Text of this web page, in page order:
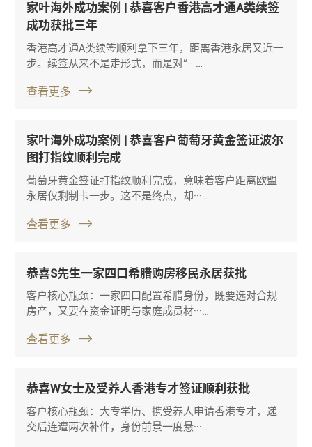
家叶海外成功案例 | 恭喜客户香港高才通A类续签
成功获批三年
香港高才通A类续签顺利拿下三年，距离香港永居又近一
步。续签从来不是走形式，而是对“···…
查看更多
家叶海外成功案例 | 恭喜客户葡萄牙黄金签证波尔
图打指纹顺利完成
葡萄牙黄金签证打指纹顺利完成，意味着客户距离欧盟
永居仅剩制卡一步。这不是终点，却···…
查看更多
恭喜S先生一家四口希腊购房移民永居获批
客户核心瓶颈：一家四口配置希腊身份，既要选对合规
房产，又要在资金证明与家庭成员材···…
查看更多
恭喜W女士及受养人香港专才签证顺利获批
客户核心瓶颈：大专学历、携受养人申请香港专才，递
交后连遭两次补件，身份前景一度悬···…